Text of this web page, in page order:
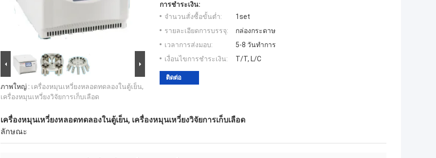
ภาพใหญ่ : เครื่องหมุนเหวี่ยงหลอดทดลองในตู้เย็น,
เครื่องหมุนเหวี่ยงวิจัยการเก็บเลือด
การชำระเงิน:
จำนวนสั่งซื้อขั้นต่ำ:
1set
รายละเอียดการบรรจุ:
กล่องกระดาษ
เวลาการส่งมอบ:
5-8 วันทำการ
เงื่อนไขการชำระเงิน:
T/T, L/C
ติดต่อ
เครื่องหมุนเหวี่ยงหลอดทดลองในตู้เย็น, เครื่องหมุนเหวี่ยงวิจัยการเก็บเลือด
ลักษณะ